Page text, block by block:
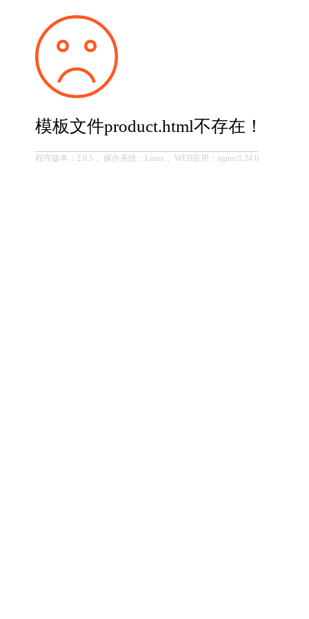
模板文件product.html不存在！
程序版本：2.0.5， 操作系统：Linux， WEB应用：nginx/1.24.0